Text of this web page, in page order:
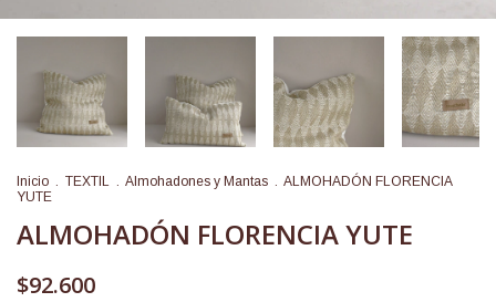
Inicio . TEXTIL . Almohadones y Mantas . ALMOHADÓN FLORENCIA
YUTE
ALMOHADÓN FLORENCIA YUTE
$92.600